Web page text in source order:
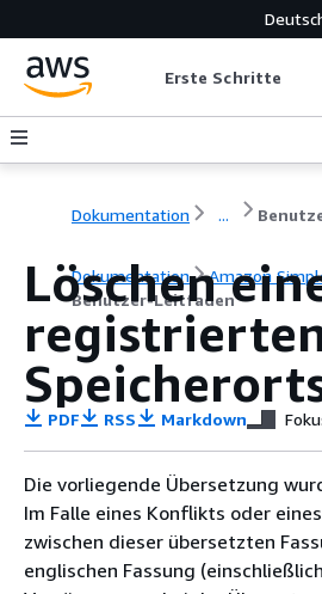
Erste Schritte
Dokumentation ...
Dokumentation
Amazon
Benutzer-Leitfaden
Löschen
PDF RSS Markdown
Die vorliegende Übersetzung
Im Falle eines Konflikts oder
zwischen dieser übersetzten
englischen Fassung